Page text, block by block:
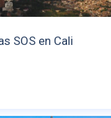
SOS en Cali